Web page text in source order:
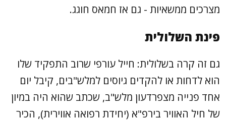
מצרכים ממשאיות - גם אז חמאס חוגג.
פינת השלולית
גם זה קרה בשלולית: חייל עורפי שרוב התפקיד שלו
הוא לדחות או להקדים גיוסים למלש"בים, קיבל יום
אחד פנייה מצפרדעון מלש"ב, שכתב שהוא היה במיון
של חיל האוויר בירפ"א (יחידת רפואה אווירית), הכיר